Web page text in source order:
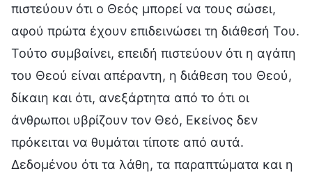
πιστεύουν ότι ο Θεός μπορεί να τους σώσει,
αφού πρώτα έχουν επιδεινώσει τη διάθεσή Του.
Τούτο συμβαίνει, επειδή πιστεύουν ότι η αγάπη
του Θεού είναι απέραντη, η διάθεση του Θεού,
δίκαιη και ότι, ανεξάρτητα από το ότι οι
άνθρωποι υβρίζουν τον Θεό, Εκείνος δεν
πρόκειται να θυμάται τίποτε από αυτά.
Δεδομένου ότι τα λάθη, τα παραπτώματα και η